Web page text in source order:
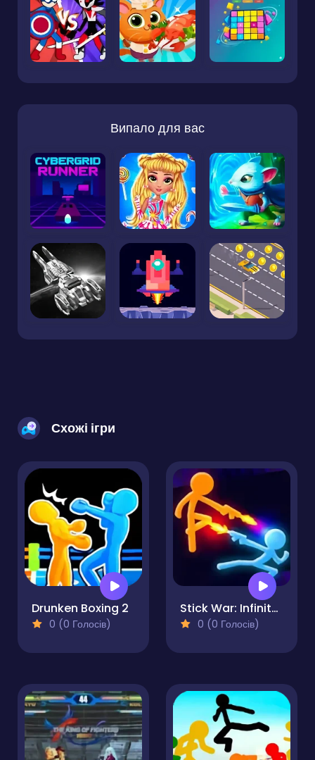
Випало для вас
Схожі ігри
Drunken Boxing 2
0 (0 Голосів)
Stick War: Infinity Duel
0 (0 Голосів)